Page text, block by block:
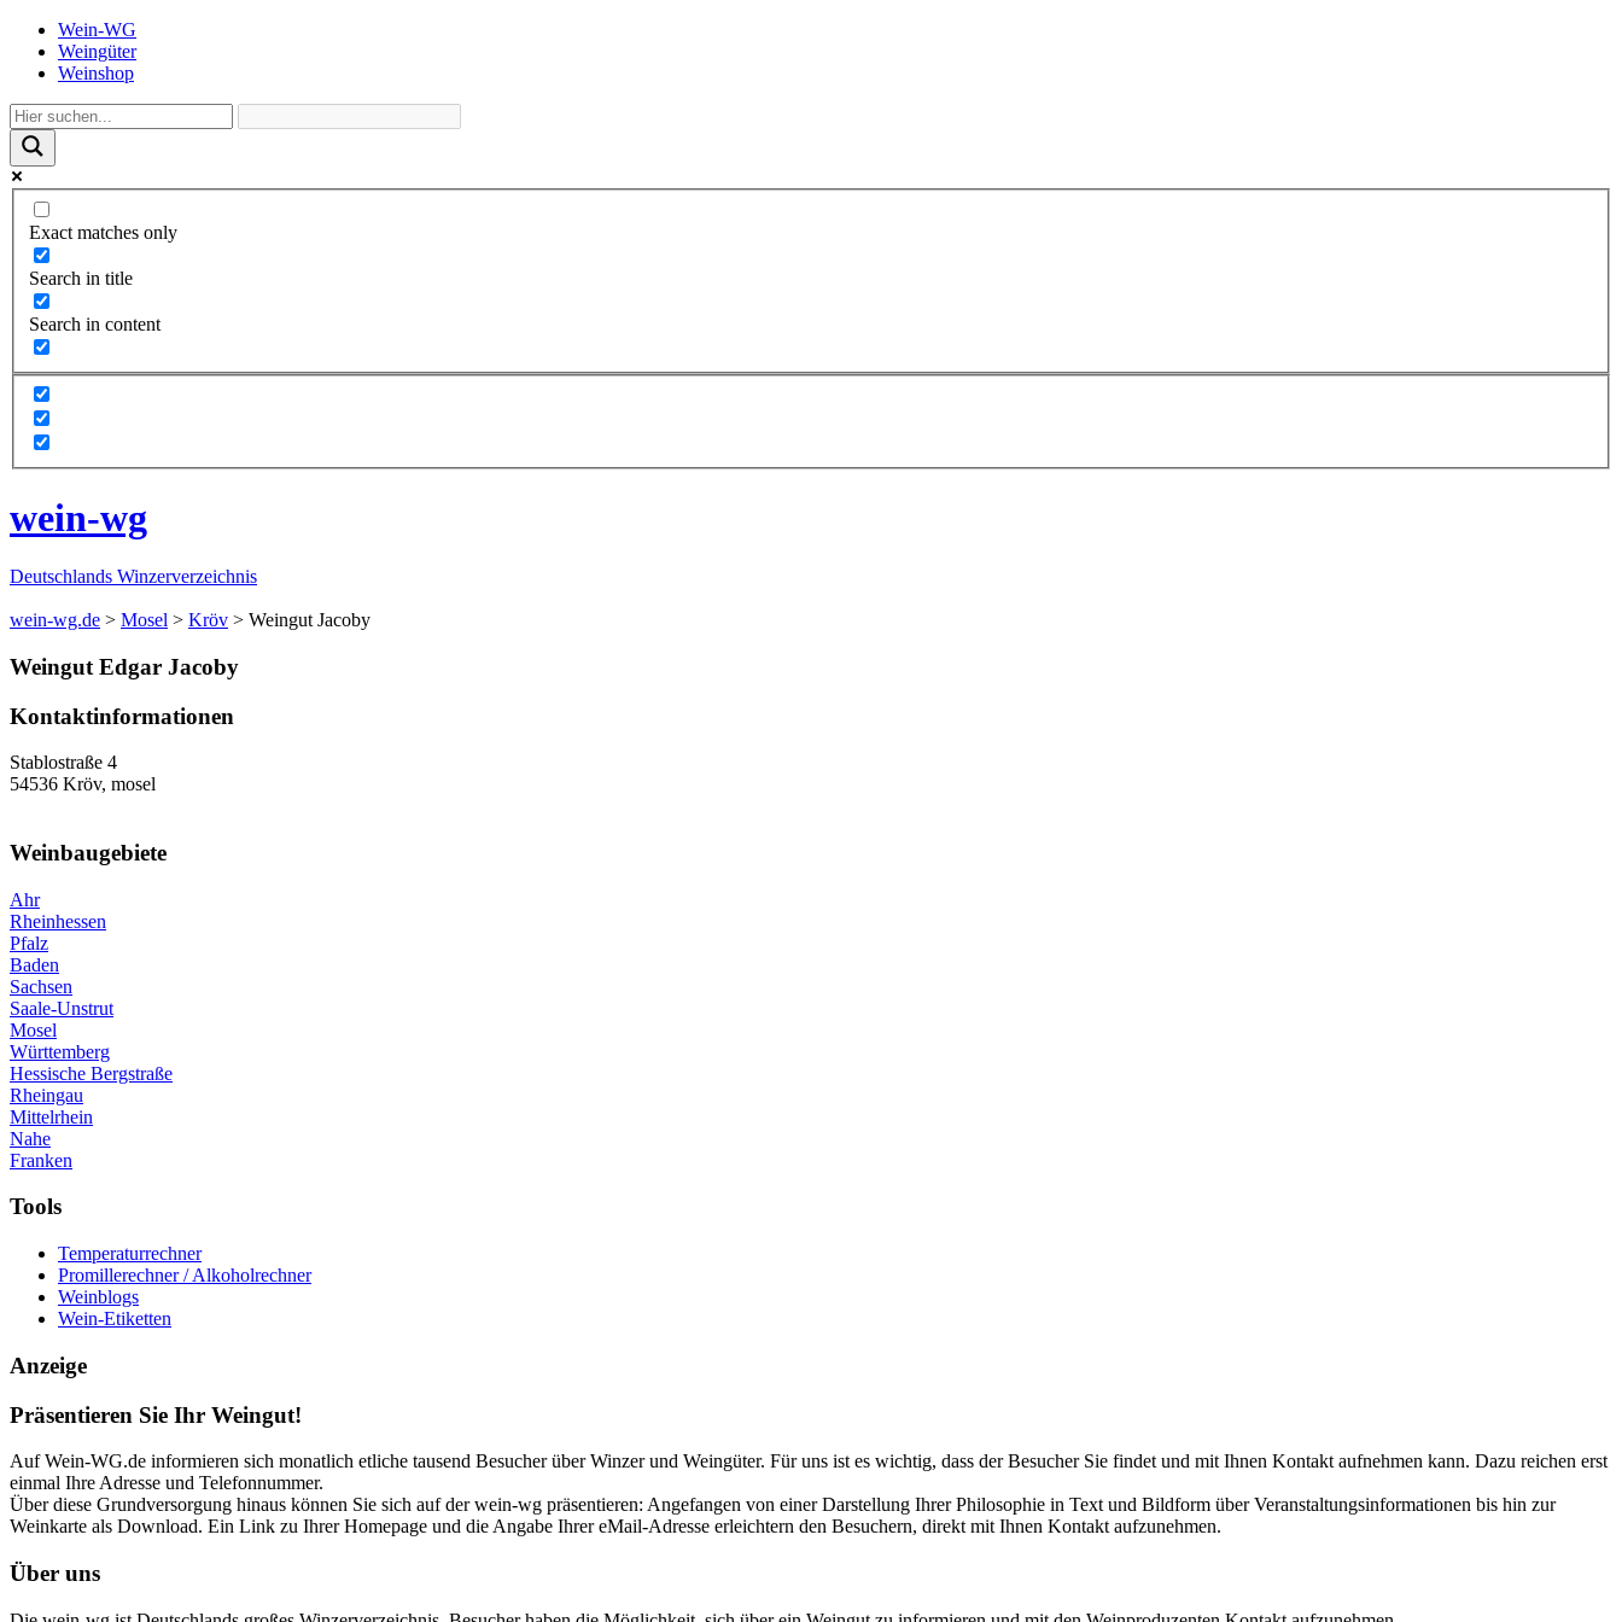
Wein-WG
Weingüter
Weinshop
Exact matches only
Search in title
Search in content
wein-wg
Deutschlands Winzerverzeichnis
wein-wg.de > Mosel > Kröv > Weingut Jacoby
Weingut Edgar Jacoby
Kontaktinformationen
Stablostraße 4
54536 Kröv, mosel
Weinbaugebiete
Ahr
Rheinhessen
Pfalz
Baden
Sachsen
Saale-Unstrut
Mosel
Württemberg
Hessische Bergstraße
Rheingau
Mittelrhein
Nahe
Franken
Tools
Temperaturrechner
Promillerechner / Alkoholrechner
Weinblogs
Wein-Etiketten
Anzeige
Präsentieren Sie Ihr Weingut!
Auf Wein-WG.de informieren sich monatlich etliche tausend Besucher über Winzer und Weingüter. Für uns ist es wichtig, dass der Besucher Sie findet und mit Ihnen Kontakt aufnehmen kann. Dazu reichen erst
einmal Ihre Adresse und Telefonnummer.
Über diese Grundversorgung hinaus können Sie sich auf der wein-wg präsentieren: Angefangen von einer Darstellung Ihrer Philosophie in Text und Bildform über Veranstaltungsinformationen bis hin zur
Weinkarte als Download. Ein Link zu Ihrer Homepage und die Angabe Ihrer eMail-Adresse erleichtern den Besuchern, direkt mit Ihnen Kontakt aufzunehmen.
Über uns